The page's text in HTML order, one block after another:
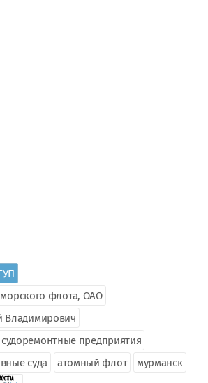
флота, ОАО
Владимирович
судоремонтные предприятия
суда
атомный флот мурманск